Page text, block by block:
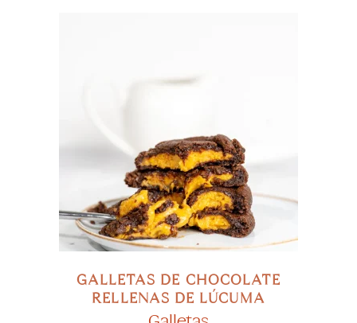
SELECCIONAR OPCIONES
GALLETAS DE CHOCOLATE
RELLENAS DE LÚCUMA